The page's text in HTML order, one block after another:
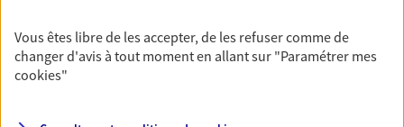
De Lorgeril-Delamaire
Vous êtes libre de les accepter, de les refuser comme de
changer d'avis à tout moment en allant sur "Paramétrer mes
cookies"